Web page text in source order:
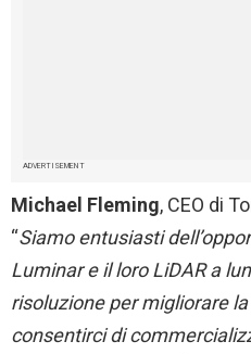
ADVERTISEMENT
Michael Fleming, CEO di
“Siamo entusiasti
Luminar e il loro LiDARa
risoluzione per migliorare
consentirci di